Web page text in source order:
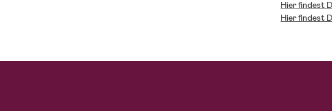
Hier findest
Hier findest